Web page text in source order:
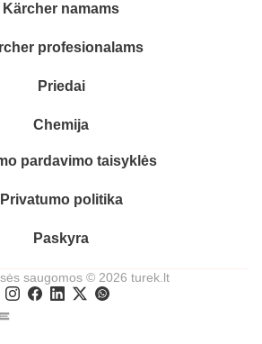
Kärcher namams
profesionalams
Priedai
Chemija
pardavimo taisyklės
Privatumo politika
Paskyra
saugomos © 2026 turek.lt